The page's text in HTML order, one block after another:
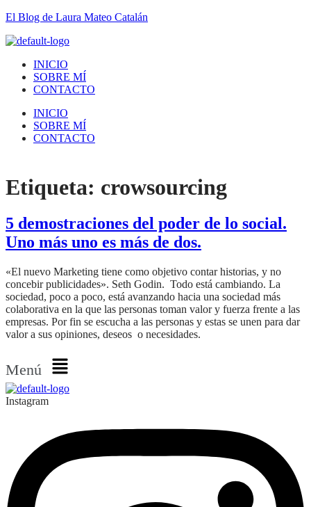
El Blog de Laura Mateo Catalán
INICIO
SOBRE MÍ
CONTACTO
INICIO
SOBRE MÍ
CONTACTO
Etiqueta: crowsourcing
5 demostraciones del poder de lo social.
Uno más uno es más de dos.
«El nuevo Marketing tiene como objetivo contar historias, y no
concebir publicidades». Seth Godin. Todo está cambiando. La
sociedad, poco a poco, está avanzando hacia una sociedad más
colaborativa en la que las personas toman valor y fuerza frente a las
empresas. Por fin se escucha a las personas y estas se unen para dar
valor a sus opiniones, deseos o necesidades.
Menú
Instagram